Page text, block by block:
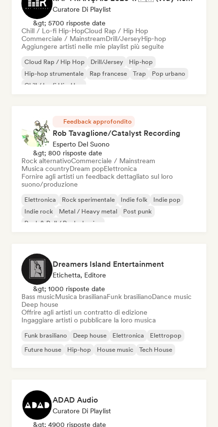
Curatore Di Playlist
&gt; 5700 risposte date
Chill / Lo-fi Hip-HopCloud Rap / Hip Hop
Commerciale / MainstreamDrill/JerseyHip-hop
Aggiungere artisti nelle mie playlist più seguite
Cloud Rap / Hip Hop Drill/Jersey
Hip-hop
Hip-hop strumentale
Rap francese Trap
Pop urbano
Chill / Lo-fi Hip-Hop
Feedback approfondito
Rob Tavaglione/Catalyst Recording
Esperto Del Suono
&gt; 800 risposte date
Rock alternativoCommerciale / Mainstream
Musica countryDream popElettronica
Fornire agli artisti un feedback dettagliato sul loro
suono/produzione
Elettronica Rock sperimentale Indie folk
Indie pop
Indie rock
Metal / Heavy metal
Post punk
Rock & Roll / Rock classico
Dreamers Island Entertainment
Etichetta, Editore
&gt; 1000 risposte date
Bass musicMusica brasilianaFunk brasilianoDance music
Deep house
Offrire agli artisti un contratto di edizione
Ingaggiare artisti o pubblicare la loro musica
Funk brasiliano Deep house Elettronica
Elettropop
Future house
Hip-hop House music Tech House
ADAD Audio
Curatore Di Playlist
&gt; 4900 risposte date